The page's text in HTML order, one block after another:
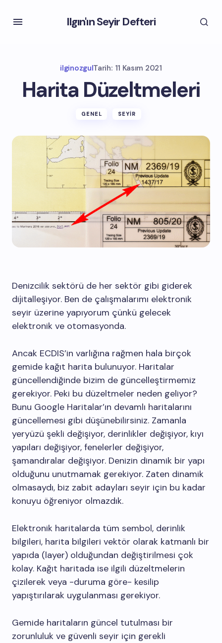
Ilgın'ın Seyir Defteri
ilginozgulTarih: 11 Kasım 2021
Harita Düzeltmeleri
GENEL SEYIR
Denizcilik sektörü de her sektör gibi giderek
dijitalleşiyor. Ben de çalışmalarımı elektronik
seyir üzerine yapıyorum çünkü gelecek
elektronik ve otomasyonda.
Ancak ECDIS’in varlığına rağmen hala birçok
gemide kağıt harita bulunuyor. Haritalar
güncellendiğinde bizim de güncelleştirmemiz
gerekiyor. Peki bu düzeltmeler neden geliyor?
Bunu Google Haritalar’ın devamlı haritalarını
güncellemesi gibi düşünebilirsiniz. Zamanla
yeryüzü şekli değişiyor, derinlikler değişiyor, kıyı
yapıları değişiyor, fenelerler değişiyor,
şamandıralar değişiyor. Denizin dinamik bir yapı
olduğunu unutmamak gerekiyor. Zaten dinamik
olmasaydı, biz zabit adayları seyir için bu kadar
konuyu öğreniyor olmazdık.
Elektronik haritalarda tüm sembol, derinlik
bilgileri, harita bilgileri vektör olarak katmanlı bir
yapıda (layer) olduğundan değiştirilmesi çok
kolay. Kağıt haritada ise ilgili düzeltmelerin
çizilerek veya -duruma göre- kesilip
yapıştırılarak uygulanması gerekiyor.
Gemide haritaların güncel tutulması bir
zorunluluk ve güvenli seyir için gerekli